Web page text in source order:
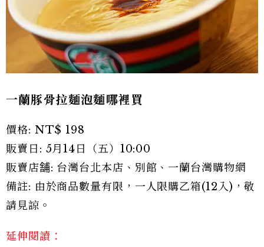
一蘭豚骨拉麵泡麵哪裡買
價格: NT$ 198
販賣日: 5月14日（五）10:00
販賣店舗: 台灣台北本店、別館、一蘭台灣購物網
備註: 由於商品數量有限，一人限購乙箱(12入)，敬
請見諒。
延伸閱讀：